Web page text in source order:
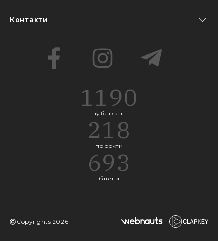
Контакти
1190
публікації
218
проєкти
693
блоги
Copyrights 2026